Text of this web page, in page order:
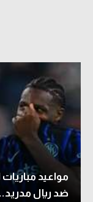
ضد ريال مدريد..